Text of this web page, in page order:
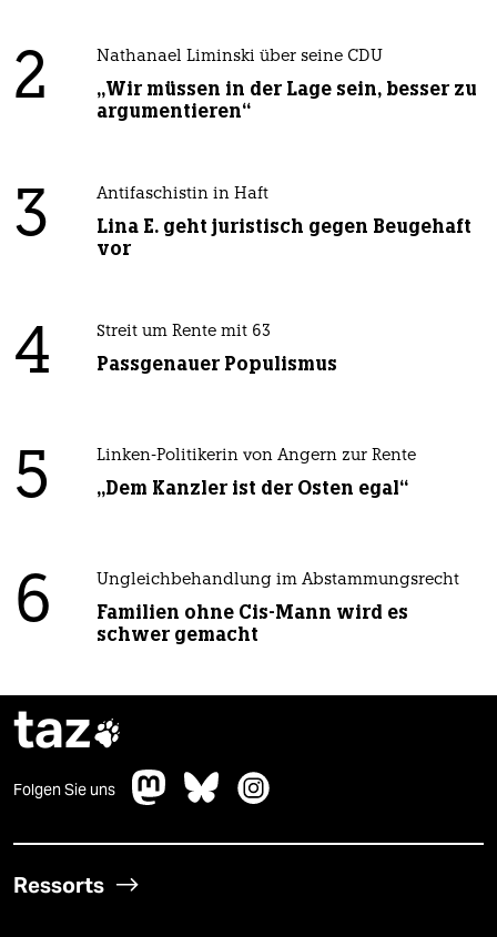
2 Nathanael Liminski über seine CDU
„Wir müssen in der Lage sein, besser zu
argumentieren“
3 Antifaschistin in Haft
Lina E. geht juristisch gegen Beugehaft
vor
4 Streit um Rente mit 63
Passgenauer Populismus
5 Linken-Politikerin von Angern zur Rente
„Dem Kanzler ist der Osten egal“
6 Ungleichbehandlung im Abstammungsrecht
Familien ohne Cis-Mann wird es
schwer gemacht
taz
Folgen Sie uns
Ressorts